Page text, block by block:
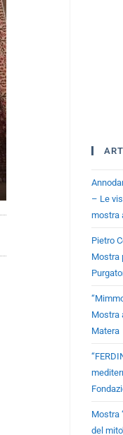
– Le
mostra
Pietro
Mostra
Mostra
Matera
Mostra
del